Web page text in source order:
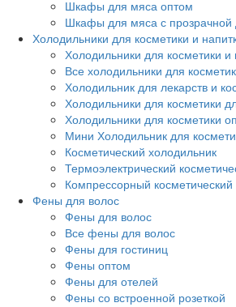
Шкафы для мяса оптом
Шкафы для мяса с прозрачной
Холодильники для косметики и
Холодильники для косметики и
Все холодильники для
Холодильник для лекарств и
Холодильники для косметики
Холодильники для косметики
Мини Холодильник для
Косметический холодильник
Термоэлектрический
Компрессорный
Фены для волос
Фены для волос
Все фены для волос
Фены для гостиниц
Фены оптом
Фены для отелей
Фены со встроенной розеткой